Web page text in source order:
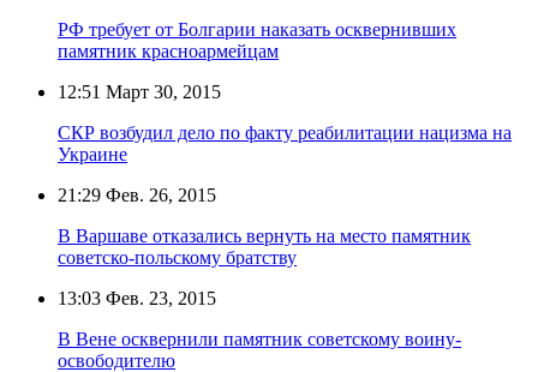
РФ требует от Болгарии наказать осквернивших
памятник красноармейцам
12:51 Март 30, 2015
СКР возбудил дело по факту реабилитации нацизма на
Украине
21:29 Фев. 26, 2015
В Варшаве отказались вернуть на место памятник
советско-польскому братству
13:03 Фев. 23, 2015
В Вене осквернили памятник советскому воину-
освободителю